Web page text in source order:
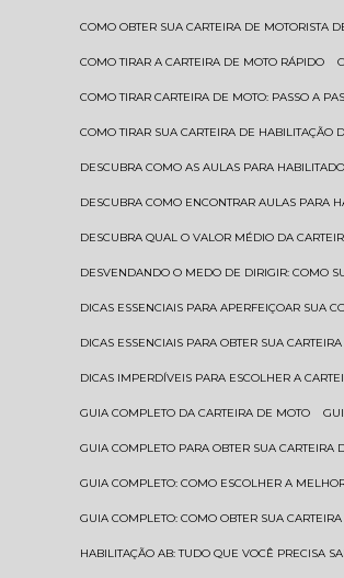
COMO OBTER SUA CARTEIRA DE MOTORISTA
COMO TIRAR A CARTEIRA DE MOTO RÁPIDO
COMO TIRAR CARTEIRA DE MOTO: PASSO A
COMO TIRAR SUA CARTEIRA DE HABILITAÇÃO
DESCUBRA COMO AS AULAS PARA
DESCUBRA COMO ENCONTRAR AULAS
DESCUBRA QUAL O VALOR MÉDIO DA
DESVENDANDO O MEDO DE DIRIGIR: COMO
DICAS ESSENCIAIS PARA APERFEIÇOAR SUA
DICAS ESSENCIAIS PARA OBTER SUA
DICAS IMPERDÍVEIS PARA ESCOLHER A
GUIA COMPLETO DA CARTEIRA DE MOTO
GUIA COMPLETO PARA OBTER SUA
GUIA COMPLETO: COMO ESCOLHER A
GUIA COMPLETO: COMO OBTER SUA
HABILITAÇÃO AB: TUDO QUE VOCÊ PRECISA